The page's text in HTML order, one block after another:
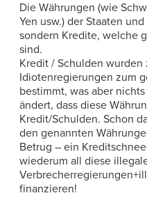
Die Währungen (wie
Yen usw.) der Staaten
sondern Kredite, welche
sind.
Kredit / Schulden
Idiotenregierungen zum
bestimmt, was aber
ändert, dass diese
Kredit/Schulden. Schon
den genannten
Betrug – ein
wiederum all diese
finanzieren!